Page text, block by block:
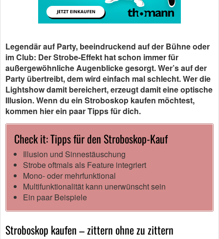
Legendär auf Party, beeindruckend auf der Bühne oder
im Club: Der Strobe-Effekt hat schon immer für
außergewöhnliche Augenblicke gesorgt. Wer’s auf der
Party übertreibt, dem wird einfach mal schlecht. Wer die
Lightshow damit bereichert, erzeugt damit eine optische
Illusion. Wenn du ein Stroboskop kaufen möchtest,
kommen hier ein paar Tipps für dich.
Check it: Tipps für den Stroboskop-Kauf
Illusion und Sinnestäuschung
Strobe oftmals als Feature integriert
Mono- oder mehrfunktional
Multifunktionalität kann unerwünscht sein
Ein paar Beispiele
Stroboskop kaufen – zittern ohne zu zittern